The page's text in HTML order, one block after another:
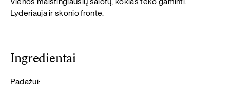
Ingredientai
Padažui:
Lyderiauja ir skonio fronte.